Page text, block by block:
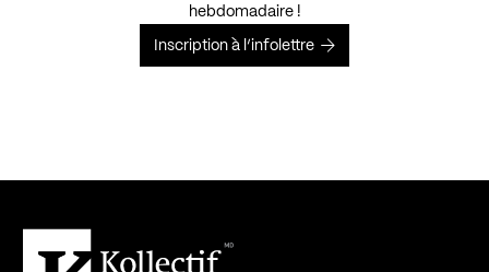
hebdomadaire !
Inscription à l’infolettre